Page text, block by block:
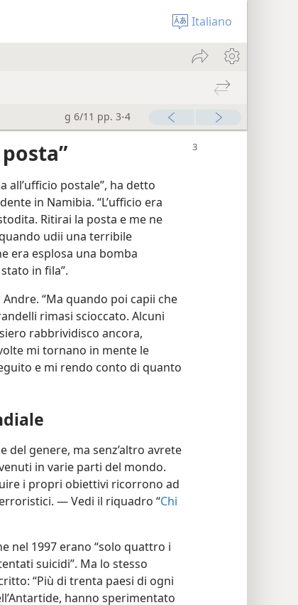
Italiano
g 6/11 pp. 3-4
all’ufficio postale”, ha detto
in Namibia. “L’ufficio era
Ritirai la posta e me ne
udii una terribile
era esplosa una bomba
in fila”.
“Ma quando poi capii che
rimasi scioccato. Alcuni
rabbrividisco ancora,
mi tornano in mente le
e mi rendo conto di quanto
del genere, ma senz’altro avrete
in varie parti del mondo.
i propri obiettivi ricorrono ad
— Vedi il riquadro “Chi
nel 1997 erano “solo quattro i
suicidi”. Ma lo stesso
“Più di trenta paesi di ogni
hanno sperimentato